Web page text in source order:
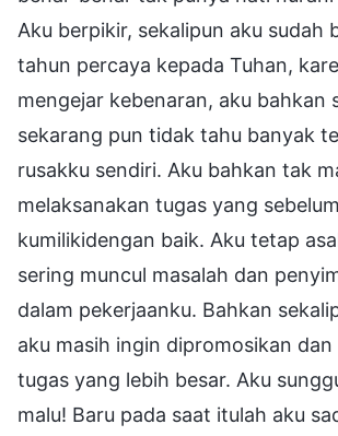
Aku berpikir, sekalipun aku sudah
tahun percaya kepada Tuhan,
mengejar kebenaran, aku bahkan
sekarang pun tidak tahu banyak
rusakku sendiri. Aku bahkan tak
melaksanakan tugas yang
kumilikidengan baik. Aku tetap
sering muncul masalah dan
dalam pekerjaanku. Bahkan
aku masih ingin dipromosikan dan
tugas yang lebih besar. Aku
malu! Baru pada saat itulah aku